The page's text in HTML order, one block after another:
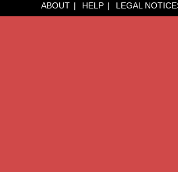
ABOUT HELP LEGAL